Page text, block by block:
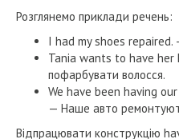
Розглянемо приклади речень:
I had my shoes repaired.
Tania wants to have her
пофарбувати волосся.
We have been having
— Наше авто
Відпрацювати конструкцію